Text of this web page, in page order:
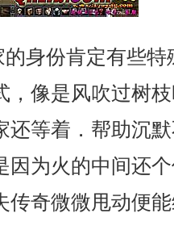
的身份肯定有些
，像是风吹过树
还等着．帮助沉
因为火的中间还
传奇微微甩动便